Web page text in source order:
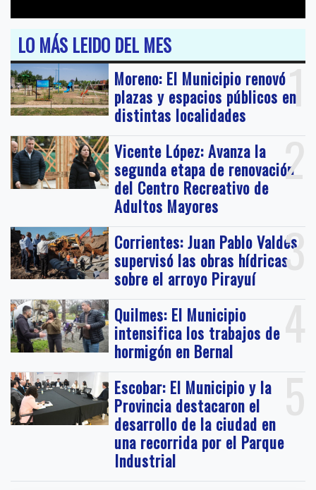
LO MÁS LEIDO DEL MES
1
Moreno: El Municipio renovó
plazas y espacios públicos en
distintas localidades
2
Vicente López: Avanza la
segunda etapa de renovación
del Centro Recreativo de
Adultos Mayores
3
Corrientes: Juan Pablo Valdés
supervisó las obras hídricas
sobre el arroyo Pirayuí
4
Quilmes: El Municipio
intensifica los trabajos de
hormigón en Bernal
5
Escobar: El Municipio y la
Provincia destacaron el
desarrollo de la ciudad en
una recorrida por el Parque
Industrial